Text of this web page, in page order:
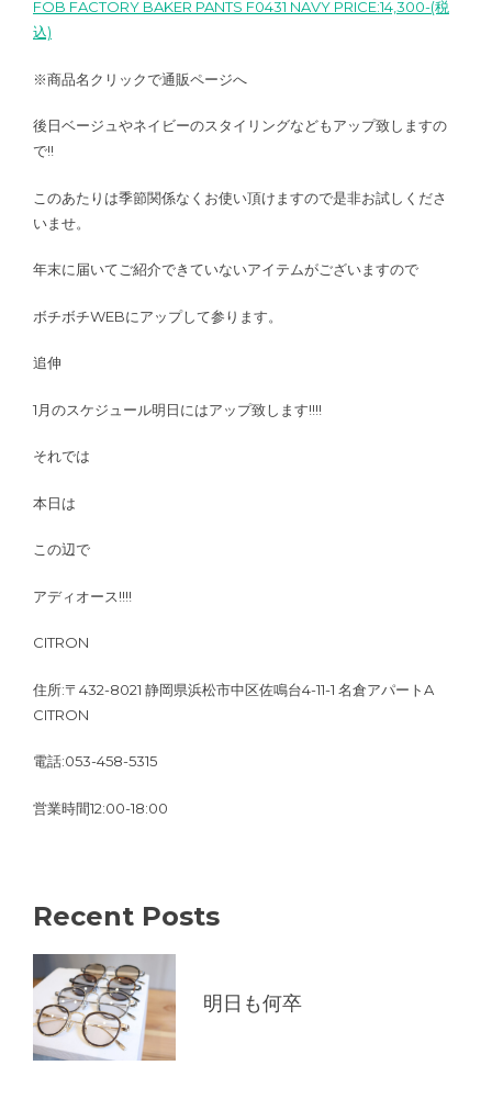
FOB FACTORY BAKER PANTS F0431 NAVY PRICE:14,300-(税
込)
※商品名クリックで通販ページへ
後日ベージュやネイビーのスタイリングなどもアップ致しますの
で!!
このあたりは季節関係なくお使い頂けますので是非お試しくださ
いませ。
年末に届いてご紹介できていないアイテムがございますので
ボチボチWEBにアップして参ります。
追伸
1月のスケジュール明日にはアップ致します!!!!
それでは
本日は
この辺で
アディオース!!!!
CITRON
住所:〒432-8021 静岡県浜松市中区佐鳴台4-11-1 名倉アパートA
CITRON
電話:053-458-5315
営業時間12:00-18:00
Recent Posts
明日も何卒